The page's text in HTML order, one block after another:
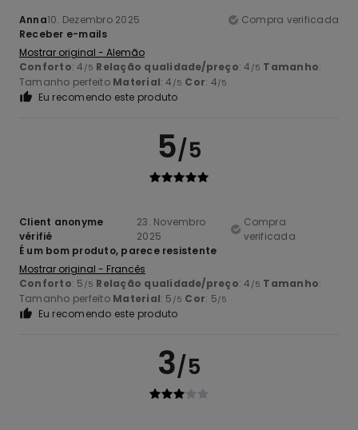
Anna10. Dezembro 2025
Compra verificada
Receber e-mails
Mostrar original - Alemão
Conforto: 4 /5 Relação qualidade/preço: 4 /5 Tamanho:
Tamanho perfeito Material: 4 /5 Cor: 4/5
Eu recomendo este produto
5/5
Client anonyme
vérifié
23. Novembro
2025
Compra
verificada
É um bom produto, parece resistente
Mostrar original - Francês
Conforto: 5 /5 Relação qualidade/preço: 4 /5 Tamanho:
Tamanho perfeito Material: 5 /5 Cor: 5/5
Eu recomendo este produto
3/5